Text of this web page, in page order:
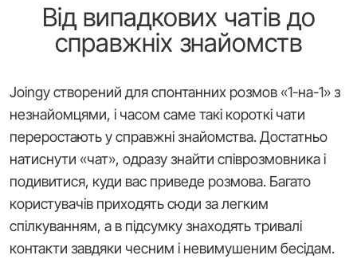
Від випадкових чатів до
справжніх знайомств
Joingy створений для спонтанних розмов «1-на-1» з
незнайомцями, і часом саме такі короткі чати
переростають у справжні знайомства. Достатньо
натиснути «чат», одразу знайти співрозмовника і
подивитися, куди вас приведе розмова. Багато
користувачів приходять сюди за легким
спілкуванням, а в підсумку знаходять тривалі
контакти завдяки чесним і невимушеним бесідам.